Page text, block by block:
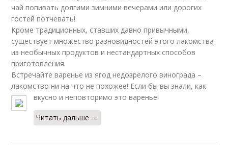
чай попивать долгими зимними вечерами или дорогих
гостей потчевать!
Кроме традиционных, ставших давно привычными,
существует множество разновидностей этого лакомства
из необычных продуктов и нестандартных способов
приготовления.
Встречайте варенье из ягод недозрелого винограда –
лакомство ни на что не похожее! Если бы вы знали, как
вкусно и неповторимо это варенье!
Читать дальше →